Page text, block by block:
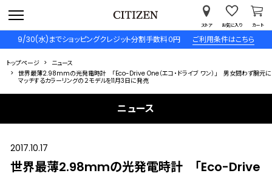
9/30(水)までショッピングクレジット分割手数料０円 ご利用条件はこちら
ストア お気に入り カート
トップページ
ニュース
世界最薄2.98mmの光発電時計 「Eco-Drive One（エコ・ドライブ ワン）」 男女問わず腕元に
マッチするカラーリングの２モデルを11月3日に発売
ニュース
2017.10.17
世界最薄2.98mmの光発電時計 「Eco-Drive